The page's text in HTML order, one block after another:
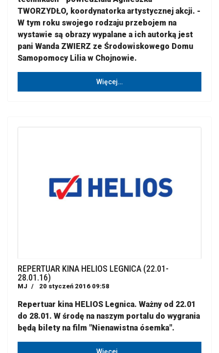
TWORZYDŁO, koordynatorka artystycznej akcji. -
W tym roku swojego rodzaju przebojem na
wystawie są obrazy wypalane a ich autorką jest
pani Wanda ZWIERZ ze Środowiskowego Domu
Samopomocy Lilia w Chojnowie.
Więcej…
REPERTUAR KINA HELIOS LEGNICA (22.01-
28.01.16)
MJ 20 styczeń 2016 09:58
Repertuar kina HELIOS Legnica. Ważny od 22.01
do 28.01. W środę na naszym portalu do wygrania
będą bilety na film "Nienawistna ósemka".
Więcej…